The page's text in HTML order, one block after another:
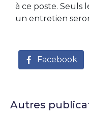
à ce poste. Seuls
un entretien
Facebook
Autres